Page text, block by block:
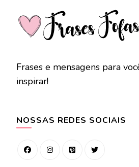
Frases e mensagens para
inspirar!
NOSSAS REDES SOCIAIS